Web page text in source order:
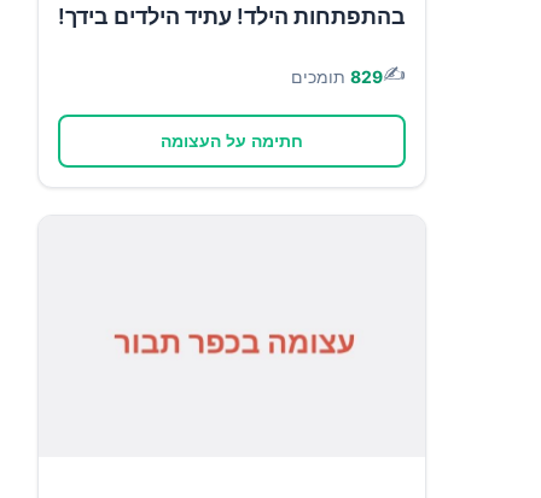
בהתפתחות הילד! עתיד הילדים בידך!
✍️
829 תומכים
חתימה על העצומה